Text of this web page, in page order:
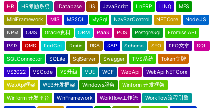
HR HR考勤系统 IDatabase IIS JavaScript LinERP LINQ MES
MiniFramework MIS MSSQL MySql NavBarControl NETCore Node.JS
NPM OMS Oracle资料 ORM PaaS POS PostgreSql Promise API
PSD QMS RedGet Redis RSA SAP Schema SEO SEO文章 SQL
SQLConnector SQLite SqlServer Swagger TMS系统 Token令牌
VS2022 VSCode VS升级 VUE WCF WebApi WebApi NETCore
WebApi框架 WEB开发框架 Windows服务 Winform 开发框架
Winform 开发平台 WinFramework Workflow工作流 Workflow流程引擎